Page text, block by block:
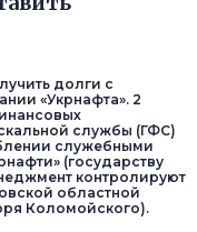
долги с
«Укрнафта». 2
службы (ГФС)
служебными
(государству
контролируют
областной
Коломойского).